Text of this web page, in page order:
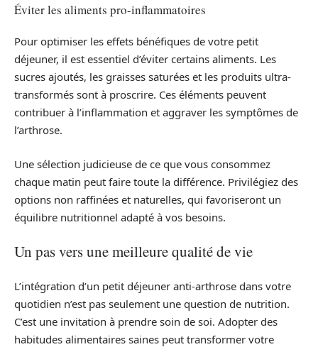
Éviter les aliments pro-inflammatoires
Pour optimiser les effets bénéfiques de votre petit
déjeuner, il est essentiel d’éviter certains aliments. Les
sucres ajoutés, les graisses saturées et les produits ultra-
transformés sont à proscrire. Ces éléments peuvent
contribuer à l’inflammation et aggraver les symptômes de
l’arthrose.
Une sélection judicieuse de ce que vous consommez
chaque matin peut faire toute la différence. Privilégiez des
options non raffinées et naturelles, qui favoriseront un
équilibre nutritionnel adapté à vos besoins.
Un pas vers une meilleure qualité de vie
L’intégration d’un petit déjeuner anti-arthrose dans votre
quotidien n’est pas seulement une question de nutrition.
C’est une invitation à prendre soin de soi. Adopter des
habitudes alimentaires saines peut transformer votre